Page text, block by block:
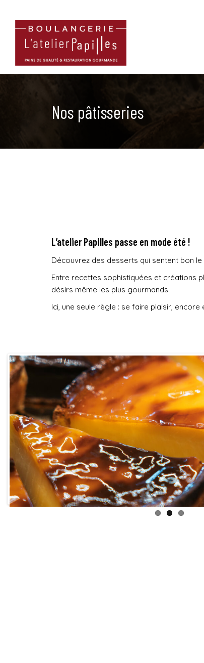
Nos pâtisseries
L’atelier Papilles passe en mode été !
Découvrez des desserts qui sentent bon
Entre recettes sophistiquées et créations
désirs même les plus gourmands.
Ici, une seule règle : se faire plaisir, encore